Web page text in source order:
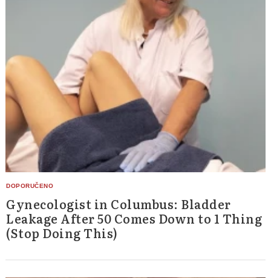
Gynecologist in Columbus: Bladder
Leakage After 50 Comes Down to 1 Thing
(Stop Doing This)
Search
for: